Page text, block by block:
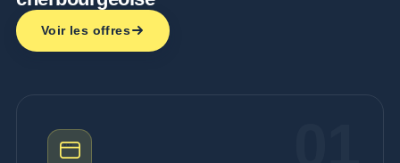
Voir les offres